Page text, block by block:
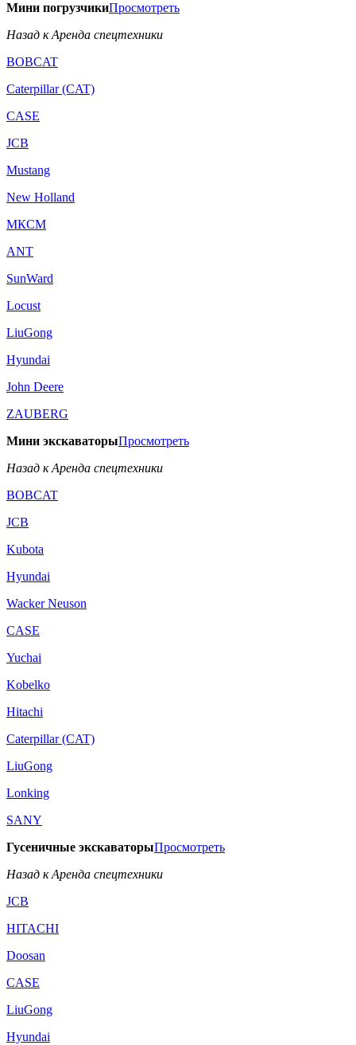
Мини погрузчикиПросмотреть
Назад к Аренда спецтехники
BOBCAT
Caterpillar (CAT)
CASE
JCB
Mustang
New Holland
МКСМ
ANT
SunWard
Locust
LiuGong
Hyundai
John Deere
ZAUBERG
Мини экскаваторыПросмотреть
Назад к Аренда спецтехники
BOBCAT
JCB
Kubota
Hyundai
Wacker Neuson
CASE
Yuchai
Kobelko
Hitachi
Caterpillar (CAT)
LiuGong
Lonking
SANY
Гусеничные экскаваторыПросмотреть
Назад к Аренда спецтехники
JCB
HITACHI
Doosan
CASE
LiuGong
Hyundai